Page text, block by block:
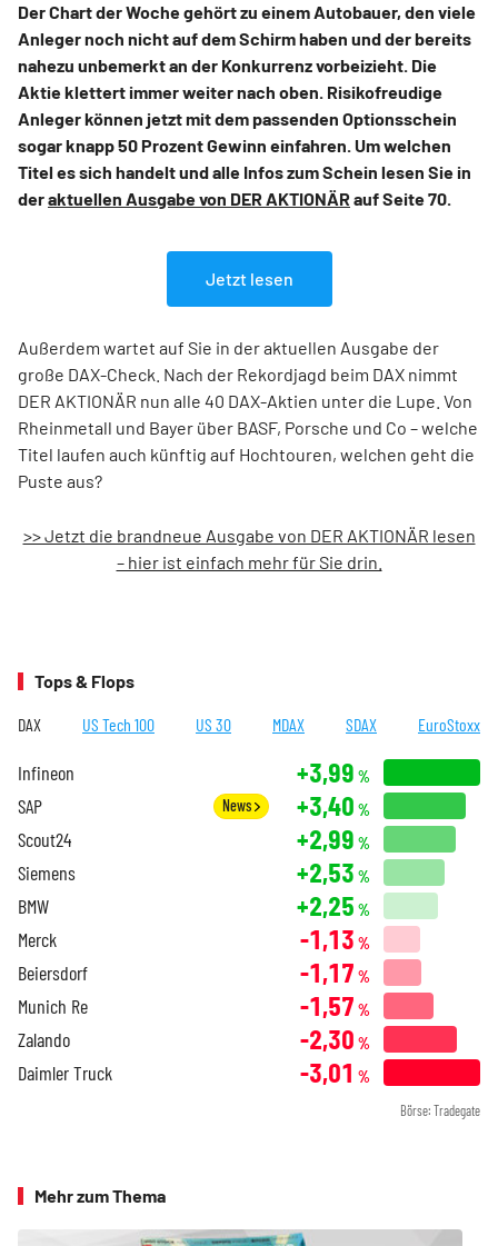
Der Chart der Woche gehört zu einem Autobauer, den viele
Anleger noch nicht auf dem Schirm haben und der bereits
nahezu unbemerkt an der Konkurrenz vorbeizieht. Die
Aktie klettert immer weiter nach oben. Risikofreudige
Anleger können jetzt mit dem passenden Optionsschein
sogar knapp 50 Prozent Gewinn einfahren. Um welchen
Titel es sich handelt und alle Infos zum Schein lesen Sie in
deraktuellen Ausgabe von DER AKTIONÄRauf Seite 70.
Jetzt lesen
Außerdem wartet auf Sie in der aktuellen Ausgabe der
große DAX-Check. Nach der Rekordjagd beim DAX nimmt
DER AKTIONÄR nun alle 40 DAX-Aktien unter die Lupe. Von
Rheinmetall und Bayer über BASF, Porsche und Co – welche
Titel laufen auch künftig auf Hochtouren, welchen geht die
Puste aus?
>> Jetzt die brandneue Ausgabe von DER AKTIONÄR lesen
– hier ist einfach mehr für Sie drin.
Tops & Flops
DAX US Tech 100 US 30 MDAX SDAX EuroStoxx
Infineon +3,99 %
SAP News +3,40 %
Scout24 +2,99 %
Siemens +2,53 %
BMW +2,25 %
Merck -1,13 %
Beiersdorf -1,17 %
Munich Re -1,57 %
Zalando -2,30 %
Daimler Truck -3,01 %
Börse: Tradegate
Mehr zum Thema